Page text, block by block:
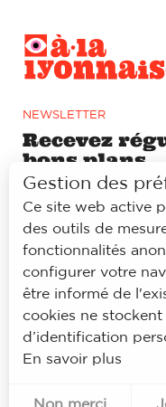
NEWSLETTER
Recevez
bons plans
S'ABONNER
RÉSEAUX SOCIAUX
Prolongez
lyonnaise
Facebook et
Gestion des
Ce site web active
des outils de
fonctionnalités
configurer votre
être informé de
cookies ne
d’identification
En savoir plus